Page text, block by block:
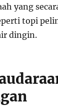
yang
topi
dingin.